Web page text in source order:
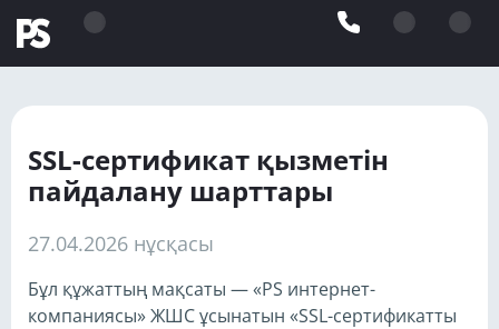
SSL-сертификат қызметін
пайдалану шарттары
27.04.2026 нұсқасы
Бұл құжаттың мақсаты — «PS интернет-
компаниясы» ЖШС ұсынатын «SSL-сертификатты